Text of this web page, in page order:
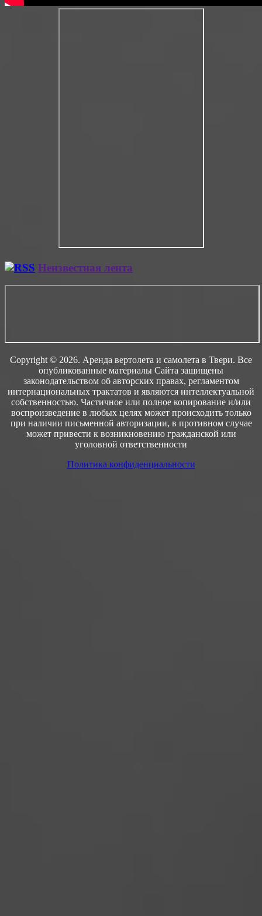
Неизвестная лента
Copyright © 2026. Аренда вертолета и самолета в Твери. Все
опубликованные материалы Сайта защищены
законодательством об авторских правах, регламентом
интернациональных трактатов и являются интеллектуальной
собственностью. Частичное или полное копирование и/или
воспроизведение в любых целях может происходить только
при наличии письменной авторизации, в противном случае
может привести к возникновению гражданской или
уголовной ответственности
Политика конфиденциальности